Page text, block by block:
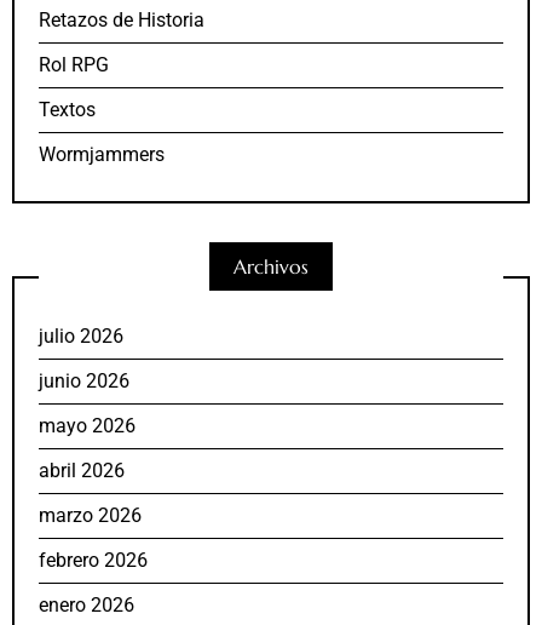
Retazos de Historia
Rol RPG
Textos
Wormjammers
Archivos
julio 2026
junio 2026
mayo 2026
abril 2026
marzo 2026
febrero 2026
enero 2026